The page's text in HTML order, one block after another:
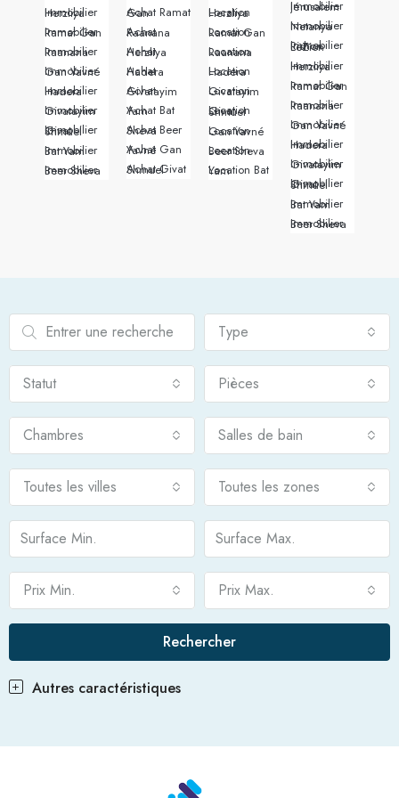
Immobilier Herzliya
Immobilier Ramat Gan
Immobilier Raanana
Immobilier Gan Yavné
Immobilier Hadera
Immobilier Givatayim
Immobilier Givat Shmuel
Immobilier Bat Yam
Immobilier Beer Sheva
Achat Ramat Gan
Achat Raanana
Achat Herzliya
Achat Hadera
Achat Givatayim
Achat Bat Yam
Achat Beer Sheva
Achat Gan Yavné
Achat Givat Shmuel
Location Herzliya
Location Ramat Gan
Location Raanana
Location Hadera
Location Givatayim
Location Givat Shmuel
Location Gan Yavné
Location Beer Sheva
Location Bat Yam
Immobilier Jérusalem
Immobilier Netanya
Immobilier Rishon LeZion
Immobilier Herzliya
Immobilier Ramat Gan
Immobilier Raanana
Immobilier Gan Yavné
Immobilier Hadera
Immobilier Givatayim
Immobilier Givat Shmuel
Immobilier Bat Yam
Immobilier Beer Sheva
Type
Statut Pièces
Chambres Salles de bain
Toutes les villes Toutes les zones
Prix Min. Prix Max.
Rechercher
Autres caractéristiques